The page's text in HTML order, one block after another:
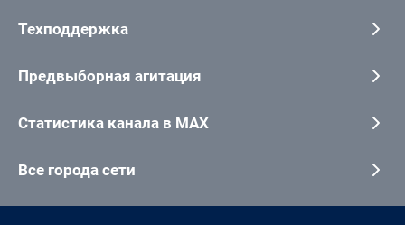
Техподдержка
Предвыборная агитация
Статистика канала в MAX
Все города сети